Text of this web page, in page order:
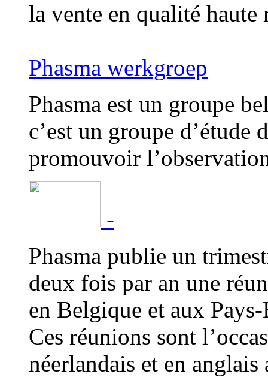
la vente en qualité haute
Phasma werkgroep
Phasma est un groupe
c’est un groupe d’étude
promouvoir
-
Phasma publie un
deux fois par an une
en Belgique et aux Pays-
Ces réunions sont
néerlandais et en anglais